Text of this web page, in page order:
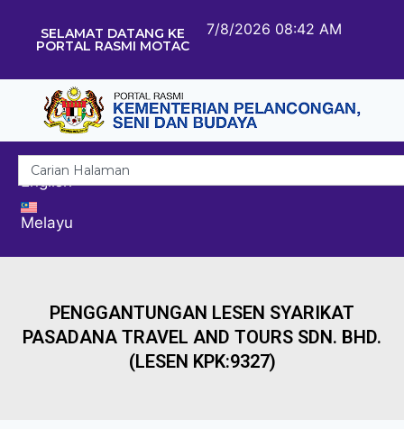
SELAMAT DATANG KE
PORTAL RASMI MOTAC
7/8/2026 08:42 AM
English
Melayu
PENGGANTUNGAN LESEN SYARIKAT
PASADANA TRAVEL AND TOURS SDN. BHD.
(LESEN KPK:9327)